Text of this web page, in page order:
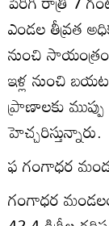
ఎండల తీవ్రత
నుంచి
ఇళ్ల నుంచి
ప్రాణాలకు ముప్పు
హెచ్చరిస్తున్నారు.
ఫ గంగాధర
గంగాధర